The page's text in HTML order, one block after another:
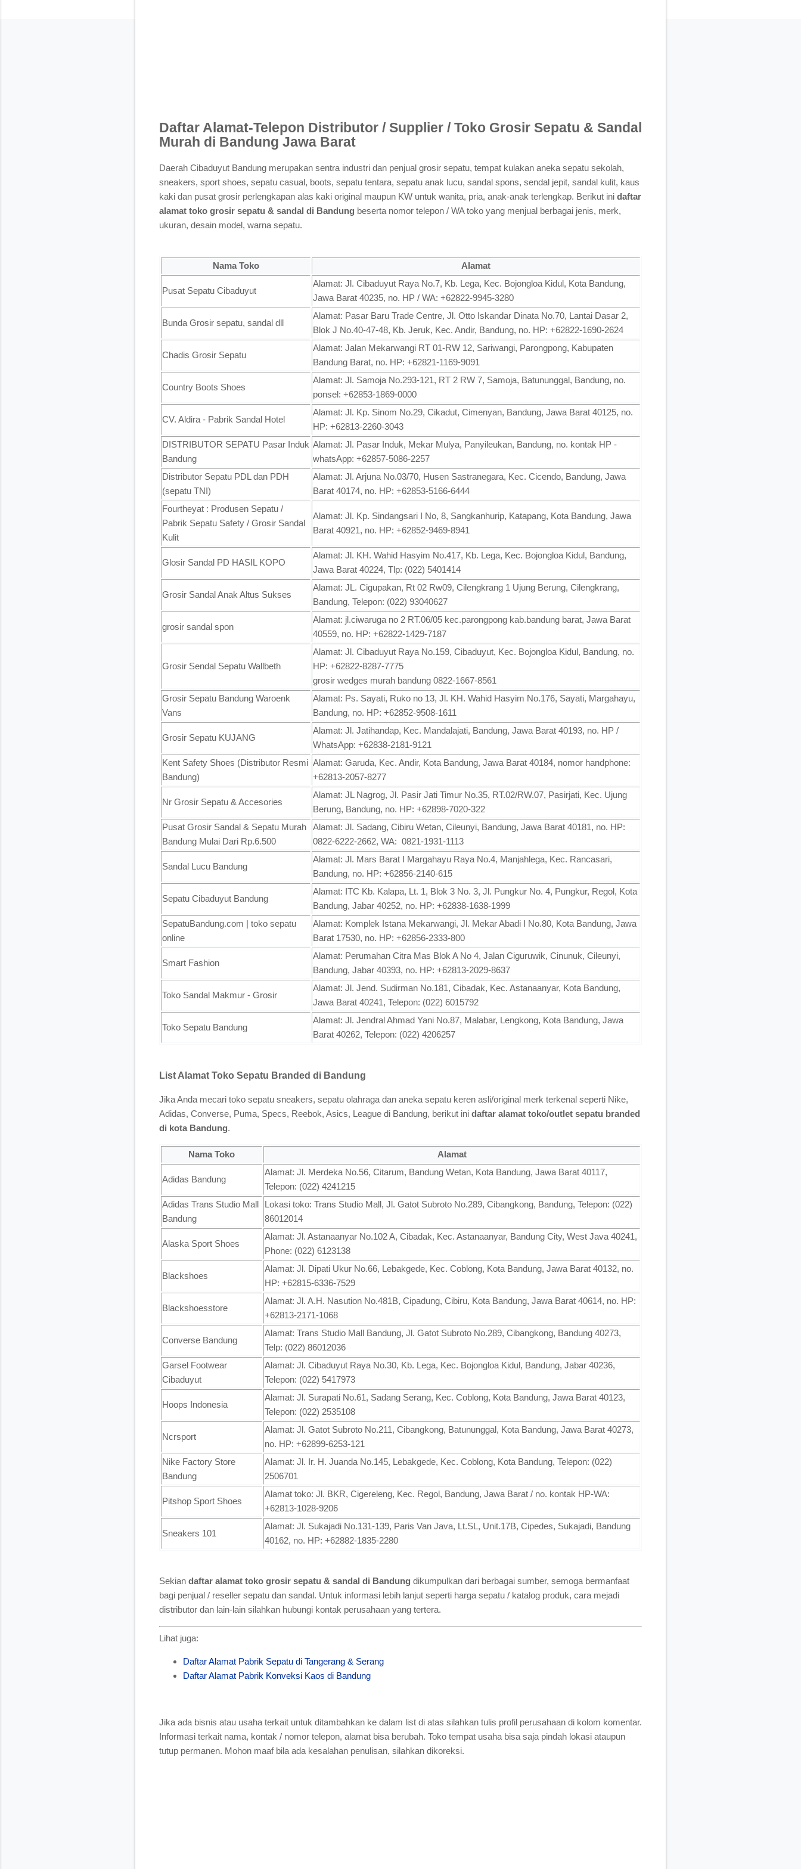
Daftar Alamat-Telepon Distributor / Supplier / Toko Grosir Sepatu & Sandal
Murah di Bandung Jawa Barat
Daerah Cibaduyut Bandung merupakan sentra industri dan penjual grosir sepatu, tempat kulakan aneka sepatu sekolah,
sneakers, sport shoes, sepatu casual, boots, sepatu tentara, sepatu anak lucu, sandal spons, sendal jepit, sandal kulit, kaus
kaki dan pusat grosir perlengkapan alas kaki original maupun KW untuk wanita, pria, anak-anak terlengkap. Berikut ini daftar
alamat toko grosir sepatu & sandal di Bandung beserta nomor telepon / WA toko yang menjual berbagai jenis, merk,
ukuran, desain model, warna sepatu.
Nama Toko Alamat
Pusat Sepatu Cibaduyut
Alamat: Jl. Cibaduyut Raya No.7, Kb. Lega, Kec. Bojongloa Kidul, Kota Bandung,
Jawa Barat 40235, no. HP / WA: +62822-9945-3280
Bunda Grosir sepatu, sandal dll
Alamat: Pasar Baru Trade Centre, Jl. Otto Iskandar Dinata No.70, Lantai Dasar 2,
Blok J No.40-47-48, Kb. Jeruk, Kec. Andir, Bandung, no. HP: +62822-1690-2624
Chadis Grosir Sepatu
Alamat: Jalan Mekarwangi RT 01-RW 12, Sariwangi, Parongpong, Kabupaten
Bandung Barat, no. HP: +62821-1169-9091
Country Boots Shoes
Alamat: Jl. Samoja No.293-121, RT 2 RW 7, Samoja, Batununggal, Bandung, no.
ponsel: +62853-1869-0000
CV. Aldira - Pabrik Sandal Hotel
Alamat: Jl. Kp. Sinom No.29, Cikadut, Cimenyan, Bandung, Jawa Barat 40125, no.
HP: +62813-2260-3043
DISTRIBUTOR SEPATU Pasar Induk
Bandung
Alamat: Jl. Pasar Induk, Mekar Mulya, Panyileukan, Bandung, no. kontak HP -
whatsApp: +62857-5086-2257
Distributor Sepatu PDL dan PDH
(sepatu TNI)
Alamat: Jl. Arjuna No.03/70, Husen Sastranegara, Kec. Cicendo, Bandung, Jawa
Barat 40174, no. HP: +62853-5166-6444
Fourtheyat : Produsen Sepatu /
Pabrik Sepatu Safety / Grosir Sandal
Kulit
Alamat: Jl. Kp. Sindangsari I No, 8, Sangkanhurip, Katapang, Kota Bandung, Jawa
Barat 40921, no. HP: +62852-9469-8941
Glosir Sandal PD HASIL KOPO
Alamat: Jl. KH. Wahid Hasyim No.417, Kb. Lega, Kec. Bojongloa Kidul, Bandung,
Jawa Barat 40224, Tlp: (022) 5401414
Grosir Sandal Anak Altus Sukses
Alamat: JL. Cigupakan, Rt 02 Rw09, Cilengkrang 1 Ujung Berung, Cilengkrang,
Bandung, Telepon: (022) 93040627
grosir sandal spon
Alamat: jl.ciwaruga no 2 RT.06/05 kec.parongpong kab.bandung barat, Jawa Barat
40559, no. HP: +62822-1429-7187
Grosir Sendal Sepatu Wallbeth
Alamat: Jl. Cibaduyut Raya No.159, Cibaduyut, Kec. Bojongloa Kidul, Bandung, no.
HP: +62822-8287-7775
grosir wedges murah bandung 0822-1667-8561
Grosir Sepatu Bandung Waroenk
Vans
Alamat: Ps. Sayati, Ruko no 13, Jl. KH. Wahid Hasyim No.176, Sayati, Margahayu,
Bandung, no. HP: +62852-9508-1611
Grosir Sepatu KUJANG
Alamat: Jl. Jatihandap, Kec. Mandalajati, Bandung, Jawa Barat 40193, no. HP /
WhatsApp: +62838-2181-9121
Kent Safety Shoes (Distributor Resmi
Bandung)
Alamat: Garuda, Kec. Andir, Kota Bandung, Jawa Barat 40184, nomor handphone:
+62813-2057-8277
Nr Grosir Sepatu & Accesories
Alamat: JL Nagrog, Jl. Pasir Jati Timur No.35, RT.02/RW.07, Pasirjati, Kec. Ujung
Berung, Bandung, no. HP: +62898-7020-322
Pusat Grosir Sandal & Sepatu Murah
Bandung Mulai Dari Rp.6.500
Alamat: Jl. Sadang, Cibiru Wetan, Cileunyi, Bandung, Jawa Barat 40181, no. HP:
0822-6222-2662, WA: 0821-1931-1113
Sandal Lucu Bandung
Alamat: Jl. Mars Barat I Margahayu Raya No.4, Manjahlega, Kec. Rancasari,
Bandung, no. HP: +62856-2140-615
Sepatu Cibaduyut Bandung
Alamat: ITC Kb. Kalapa, Lt. 1, Blok 3 No. 3, Jl. Pungkur No. 4, Pungkur, Regol, Kota
Bandung, Jabar 40252, no. HP: +62838-1638-1999
SepatuBandung.com | toko sepatu
online
Alamat: Komplek Istana Mekarwangi, Jl. Mekar Abadi I No.80, Kota Bandung, Jawa
Barat 17530, no. HP: +62856-2333-800
Smart Fashion
Alamat: Perumahan Citra Mas Blok A No 4, Jalan Ciguruwik, Cinunuk, Cileunyi,
Bandung, Jabar 40393, no. HP: +62813-2029-8637
Toko Sandal Makmur - Grosir
Alamat: Jl. Jend. Sudirman No.181, Cibadak, Kec. Astanaanyar, Kota Bandung,
Jawa Barat 40241, Telepon: (022) 6015792
Toko Sepatu Bandung
Alamat: Jl. Jendral Ahmad Yani No.87, Malabar, Lengkong, Kota Bandung, Jawa
Barat 40262, Telepon: (022) 4206257
List Alamat Toko Sepatu Branded di Bandung
Jika Anda mecari toko sepatu sneakers, sepatu olahraga dan aneka sepatu keren asli/original merk terkenal seperti Nike,
Adidas, Converse, Puma, Specs, Reebok, Asics, League di Bandung, berikut ini daftar alamat toko/outlet sepatu branded
di kota Bandung.
Nama Toko Alamat
Adidas Bandung
Alamat: Jl. Merdeka No.56, Citarum, Bandung Wetan, Kota Bandung, Jawa Barat 40117,
Telepon: (022) 4241215
Adidas Trans Studio Mall
Bandung
Lokasi toko: Trans Studio Mall, Jl. Gatot Subroto No.289, Cibangkong, Bandung, Telepon: (022)
86012014
Alaska Sport Shoes
Alamat: Jl. Astanaanyar No.102 A, Cibadak, Kec. Astanaanyar, Bandung City, West Java 40241,
Phone: (022) 6123138
Blackshoes
Alamat: Jl. Dipati Ukur No.66, Lebakgede, Kec. Coblong, Kota Bandung, Jawa Barat 40132, no.
HP: +62815-6336-7529
Blackshoesstore
Alamat: Jl. A.H. Nasution No.481B, Cipadung, Cibiru, Kota Bandung, Jawa Barat 40614, no. HP:
+62813-2171-1068
Converse Bandung
Alamat: Trans Studio Mall Bandung, Jl. Gatot Subroto No.289, Cibangkong, Bandung 40273,
Telp: (022) 86012036
Garsel Footwear
Cibaduyut
Alamat: Jl. Cibaduyut Raya No.30, Kb. Lega, Kec. Bojongloa Kidul, Bandung, Jabar 40236,
Telepon: (022) 5417973
Hoops Indonesia
Alamat: Jl. Surapati No.61, Sadang Serang, Kec. Coblong, Kota Bandung, Jawa Barat 40123,
Telepon: (022) 2535108
Ncrsport
Alamat: Jl. Gatot Subroto No.211, Cibangkong, Batununggal, Kota Bandung, Jawa Barat 40273,
no. HP: +62899-6253-121
Nike Factory Store
Bandung
Alamat: Jl. Ir. H. Juanda No.145, Lebakgede, Kec. Coblong, Kota Bandung, Telepon: (022)
2506701
Pitshop Sport Shoes
Alamat toko: Jl. BKR, Cigereleng, Kec. Regol, Bandung, Jawa Barat / no. kontak HP-WA:
+62813-1028-9206
Sneakers 101
Alamat: Jl. Sukajadi No.131-139, Paris Van Java, Lt.SL, Unit.17B, Cipedes, Sukajadi, Bandung
40162, no. HP: +62882-1835-2280
Sekian daftar alamat toko grosir sepatu & sandal di Bandung dikumpulkan dari berbagai sumber, semoga bermanfaat
bagi penjual / reseller sepatu dan sandal. Untuk informasi lebih lanjut seperti harga sepatu / katalog produk, cara mejadi
distributor dan lain-lain silahkan hubungi kontak perusahaan yang tertera.
Lihat juga:
Daftar Alamat Pabrik Sepatu di Tangerang & Serang
Daftar Alamat Pabrik Konveksi Kaos di Bandung
Jika ada bisnis atau usaha terkait untuk ditambahkan ke dalam list di atas silahkan tulis profil perusahaan di kolom komentar.
Informasi terkait nama, kontak / nomor telepon, alamat bisa berubah. Toko tempat usaha bisa saja pindah lokasi ataupun
tutup permanen. Mohon maaf bila ada kesalahan penulisan, silahkan dikoreksi.